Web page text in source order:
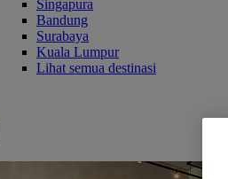
Singapura
Bandung
Surabaya
Kuala Lumpur
Lihat semua destinasi